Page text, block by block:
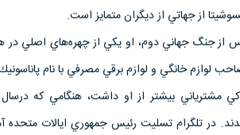
از جهاتي از ديگران متمايز است.
از جنگ جهاني دوم، او يكي از چهره‌هاي اصلي در
صاحب لوازم خانگي و لوازم برقي مصرفي با نام
در تلگرام تسليت رئيس جمهوري ايالات متحده